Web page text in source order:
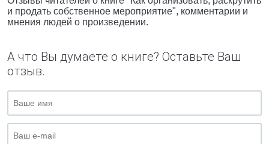
и продать собственное мероприятие", комментарии и
мнения людей о произведении.
А что Вы думаете о книге? Оставьте Ваш
отзыв.